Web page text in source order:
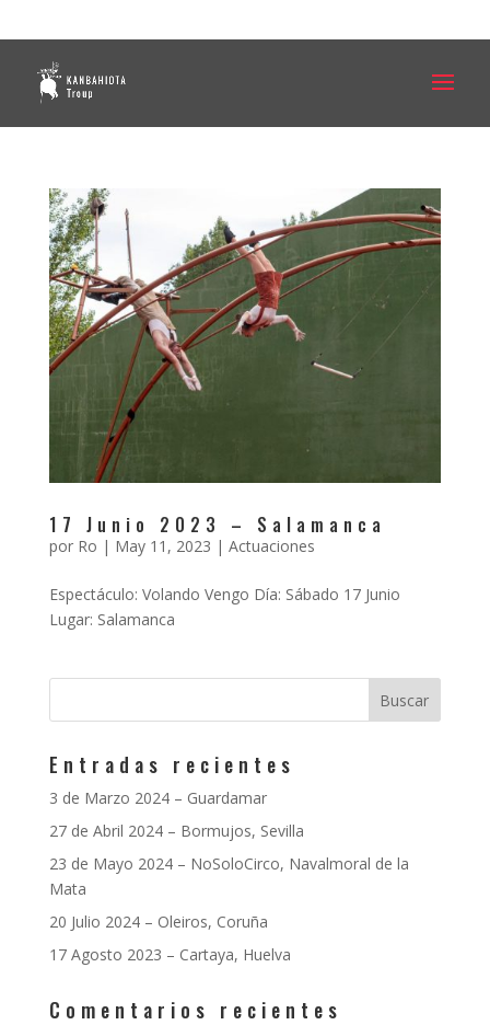
17 Junio 2023 – Salamanca
por Ro | May 11, 2023 | Actuaciones
Espectáculo: Volando Vengo Día: Sábado 17 Junio
Lugar: Salamanca
Entradas recientes
3 de Marzo 2024 – Guardamar
27 de Abril 2024 – Bormujos, Sevilla
23 de Mayo 2024 – NoSoloCirco, Navalmoral de la
Mata
20 Julio 2024 – Oleiros, Coruña
17 Agosto 2023 – Cartaya, Huelva
Comentarios recientes